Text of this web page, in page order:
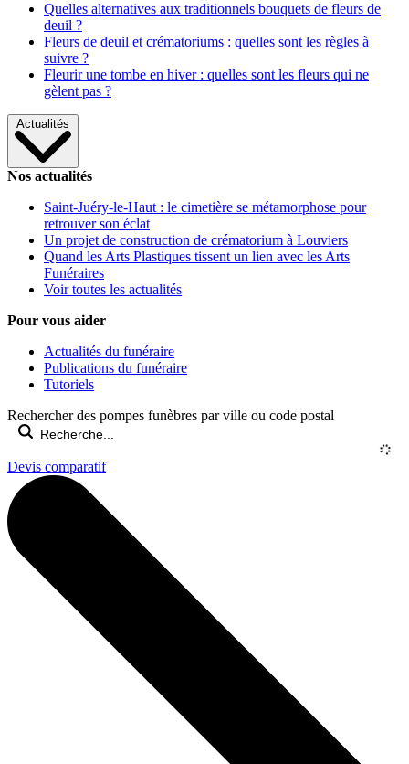
Quelles alternatives aux traditionnels bouquets de fleurs de
deuil ?
Fleurs de deuil et crématoriums : quelles sont les règles à
suivre ?
Fleurir une tombe en hiver : quelles sont les fleurs qui ne
gèlent pas ?
Actualités
Nos actualités
Saint-Juéry-le-Haut : le cimetière se métamorphose pour
retrouver son éclat
Un projet de construction de crématorium à Louviers
Quand les Arts Plastiques tissent un lien avec les Arts
Funéraires
Voir toutes les actualités
Pour vous aider
Actualités du funéraire
Publications du funéraire
Tutoriels
Rechercher des pompes funèbres par ville ou code postal
Devis comparatif